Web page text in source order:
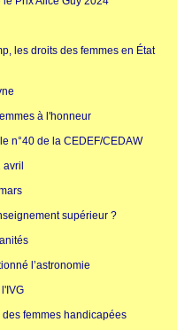
les droits des femmes en État
à l'honneur
n°40 de la CEDEF/CEDAW
supérieur ?
l’astronomie
femmes handicapées